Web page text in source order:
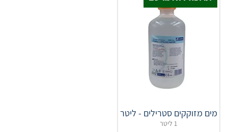
מים מזוקקים סטרילים - ליטר
1 ליטר